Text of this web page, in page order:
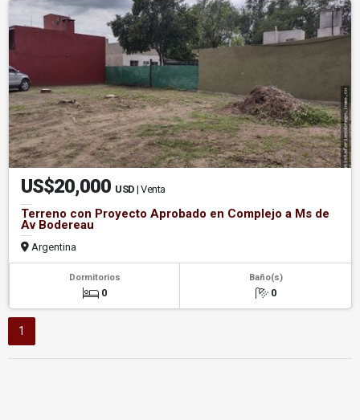
US$20,000 USD | Venta
Terreno con Proyecto Aprobado en Complejo a Ms de
Av Bodereau
Argentina
Dormitorios
0
Baño(s)
0
1